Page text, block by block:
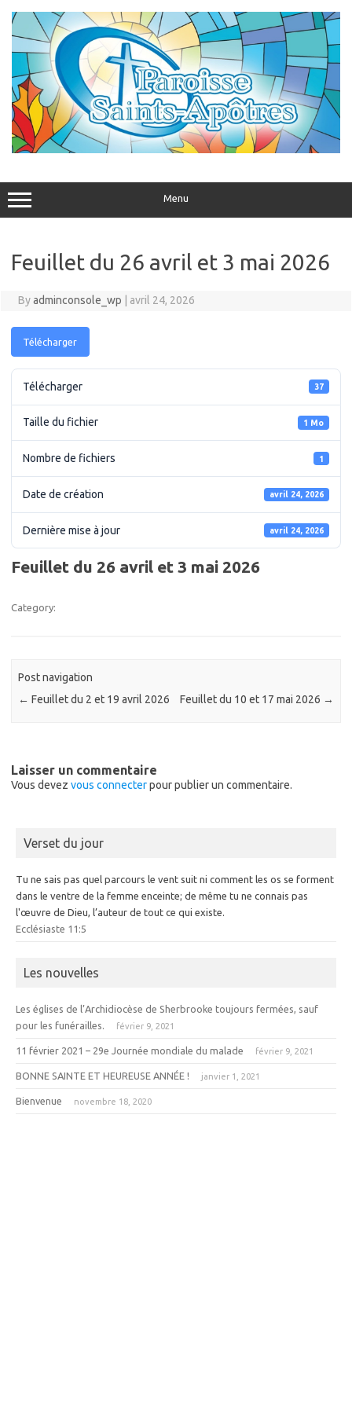
content
Menu
Feuillet du 26 avril et 3 mai 2026
Byadminconsole_wp avril 24, 2026
Télécharger
Télécharger 37
Taille du fichier 1 Mo
Nombre de fichiers 1
Date de création avril 24, 2026
Dernière mise à jour avril 24, 2026
Feuillet du 26 avril et 3 mai 2026
Category:
Post navigation
← Feuillet du 2 et 19 avril 2026 Feuillet du 10 et 17 mai 2026 →
Laisser un commentaire
Vous devez vous connecterpour publier un commentaire.
Verset du jour
Tu ne sais pas quel parcours le vent suit ni comment les os se forment
dans le ventre de la femme enceinte; de même tu ne connais pas
l'œuvre de Dieu, l’auteur de tout ce qui existe.
Ecclésiaste 11:5
Les nouvelles
Les églises de l’Archidiocèse de Sherbrooke toujours fermées, sauf
pour les funérailles.
février 9, 2021
11 février 2021 – 29e Journée mondiale du malade février 9, 2021
BONNE SAINTE ET HEUREUSE ANNÉE ! janvier 1, 2021
Bienvenue novembre 18, 2020